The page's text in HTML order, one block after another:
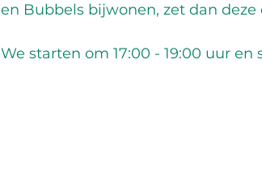
en Bubbels bijwonen, zet dan
We starten om 17:00 - 19:00 uur